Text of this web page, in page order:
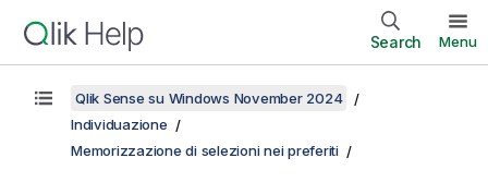
Search Menu
Qlik Sense su Windows November 2024
Individuazione
Memorizzazione di selezioni nei preferiti